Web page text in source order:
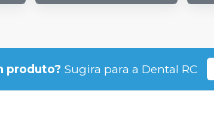
produto? Sugira para a Dental RC